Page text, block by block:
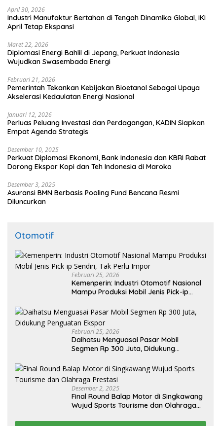
April 30, 2026
Industri Manufaktur Bertahan di Tengah Dinamika Global, IKI
April Tetap Ekspansi
Maret 22, 2026
Diplomasi Energi Bahlil di Jepang, Perkuat Indonesia
Wujudkan Swasembada Energi
Februari 21, 2026
Pemerintah Tekankan Kebijakan Bioetanol Sebagai Upaya
Akselerasi Kedaulatan Energi Nasional
Januari 12, 2026
Perluas Peluang Investasi dan Perdagangan, KADIN Siapkan
Empat Agenda Strategis
Desember 10, 2025
Perkuat Diplomasi Ekonomi, Bank Indonesia dan KBRI Rabat
Dorong Ekspor Kopi dan Teh Indonesia di Maroko
Desember 3, 2025
Asuransi BMN Berbasis Pooling Fund Bencana Resmi
Diluncurkan
Otomotif
Februari 25, 2026
Kemenperin: Industri Otomotif Nasional
Mampu Produksi Mobil Jenis Pick-ip
Februari 25, 2026
Daihatsu Menguasai Pasar Mobil
Segmen Rp 300 Juta, Didukung
Desember 2, 2025
Final Round Balap Motor di Singkawang
Wujud Sports Tourisme dan Olahraga